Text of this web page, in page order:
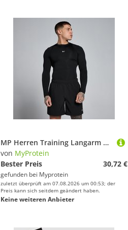
MP Herren Training Langarm Baselayer - Schwarz - M
von MyProtein
Bester Preis
30,72 €
gefunden bei Myprotein
zuletzt überprüft am 07.08.2026 um 00:53; der
Preis kann sich seitdem geändert haben.
Keine weiteren Anbieter